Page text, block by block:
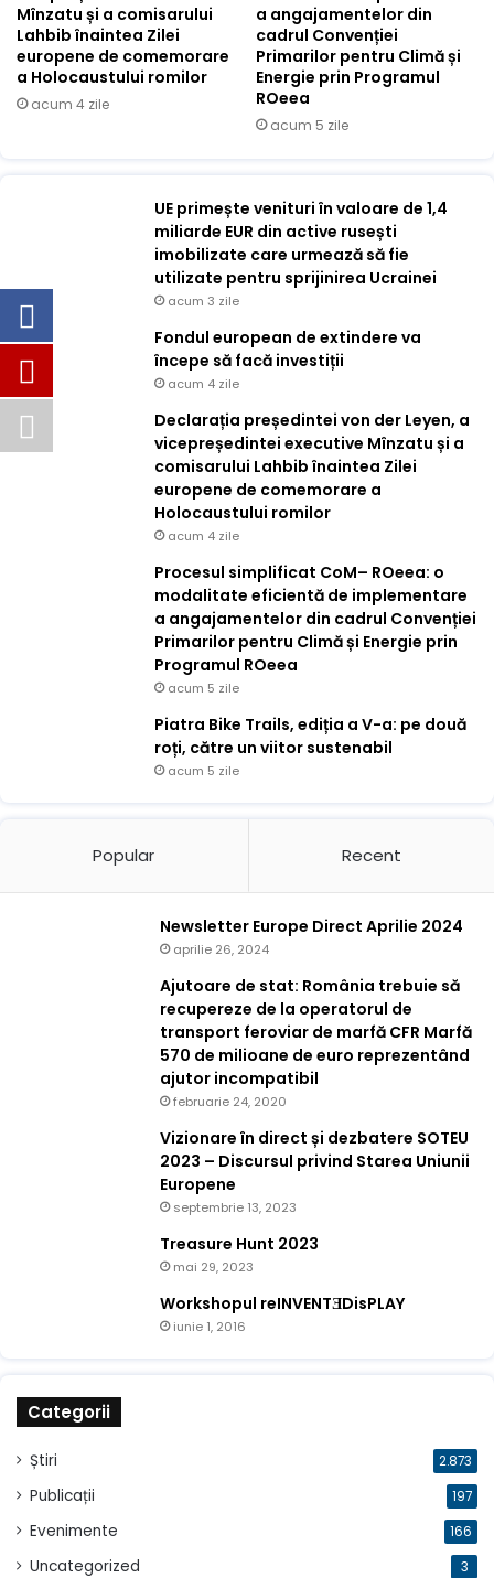
Mînzatu și a comisarului
Lahbib înaintea Zilei
europene de comemorare
a Holocaustului romilor
acum 4 zile
a angajamentelor din
cadrul Convenției
Primarilor pentru Climă și
Energie prin Programul
ROeea
acum 5 zile
UE primește venituri în valoare de 1,4
miliarde EUR din active rusești
imobilizate care urmează să fie
utilizate pentru sprijinirea Ucrainei
acum 3 zile
Fondul european de extindere va
începe să facă investiții
acum 4 zile
Declarația președintei von der Leyen, a
vicepreședintei executive Mînzatu și a
comisarului Lahbib înaintea Zilei
europene de comemorare a
Holocaustului romilor
acum 4 zile
Procesul simplificat CoM– ROeea: o
modalitate eficientă de implementare
a angajamentelor din cadrul Convenției
Primarilor pentru Climă și Energie prin
Programul ROeea
acum 5 zile
Piatra Bike Trails, ediția a V-a: pe două
roți, către un viitor sustenabil
acum 5 zile
Popular Recent
Newsletter Europe Direct Aprilie 2024
aprilie 26, 2024
Ajutoare de stat: România trebuie să
recupereze de la operatorul de
transport feroviar de marfă CFR Marfă
570 de milioane de euro reprezentând
ajutor incompatibil
februarie 24, 2020
Vizionare în direct și dezbatere SOTEU
2023 – Discursul privind Starea Uniunii
Europene
septembrie 13, 2023
Treasure Hunt 2023
mai 29, 2023
Workshopul reINVENTƎDisPLAY
iunie 1, 2016
Categorii
Știri 2.873
Publicații 197
Evenimente 166
Uncategorized 3